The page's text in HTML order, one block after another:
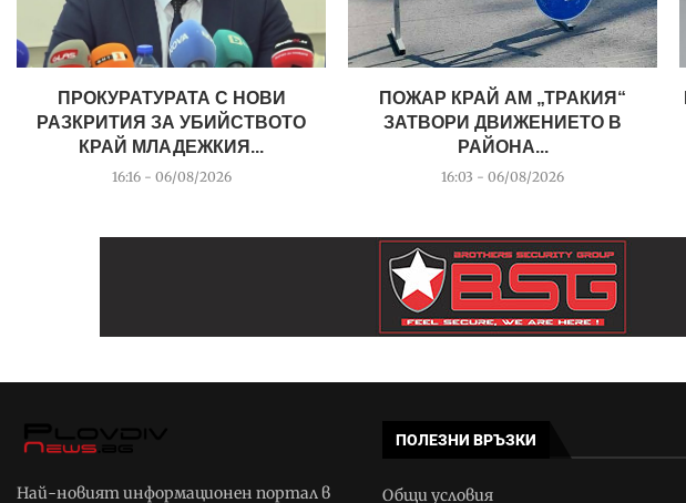
ПРОКУРАТУРАТА С НОВИ
РАЗКРИТИЯ ЗА УБИЙСТВОТО
КРАЙ МЛАДЕЖКИЯ...
16:16 - 06/08/2026
ПОЖАР КРАЙ АМ „ТРАКИЯ“
ЗАТВОРИ ДВИЖЕНИЕТО В
РАЙОНА...
16:03 - 06/08/2026
Най-новият информационен портал в
ПОЛЕЗНИ ВРЪЗКИ
Общи условия